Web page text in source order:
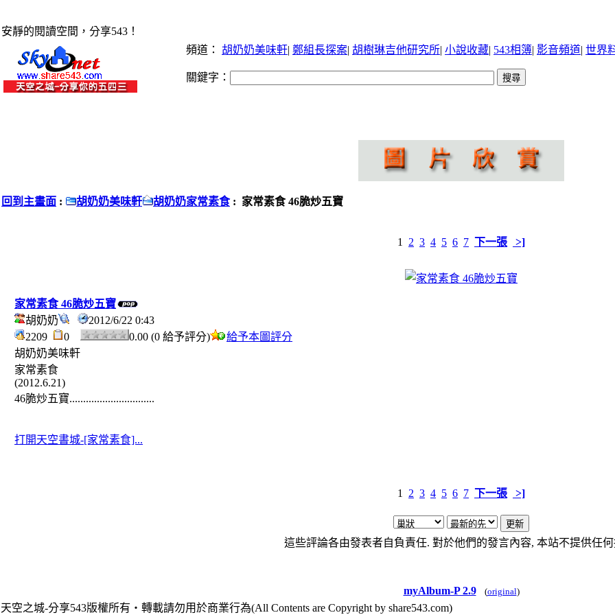
安靜的閱讀空間，分享543！
頻道： 胡奶奶美味軒| 鄭組長探案| 胡樹琳吉他研究所| 小說收藏| 543相簿| 影音頻道| 世界
關鍵字：
回到主畫面 : 胡奶奶美味軒 胡奶奶家常素食: 家常素食 46脆炒五寶
1 2 3 4 5 6 7 下一張 >]
家常素食 46脆炒五寶
胡奶奶
2012/6/22 0:43
2209
0 0.00 (0 給予評分)
給予本圖評分
胡奶奶美味軒
家常素食
(2012.6.21)
46脆炒五寶...............................
打開天空書城-[家常素食]...
1 2 3 4 5 6 7 下一張 >]
這些評論各由發表者自負責任. 對於他們的發言內容, 本站不提供任
myAlbum-P 2.9 (original)
天空之城-分享543版權所有‧轉載請勿用於商業行為(All Contents are Copyright by share543.com)